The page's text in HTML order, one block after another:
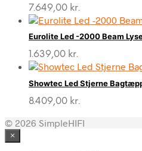
7.649,00 kr.
Eurolite Led -2000 Beam
1.639,00 kr.
Showtec Led Stjerne
8.409,00 kr.
© 2026 SimpleHIFI
×